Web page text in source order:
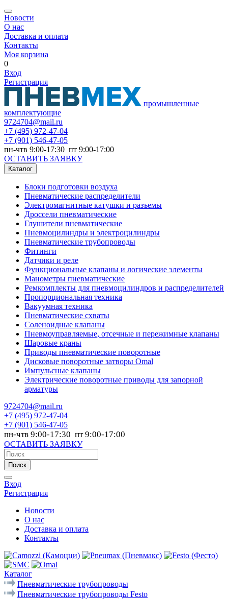
Новости
О нас
Доставка и оплата
Контакты
Моя корзина
0
Вход
Регистрация
промышленные
комплектующие
9724704@mail.ru
+7 (495) 972-47-04
+7 (901) 546-47-05
пн-чтв 9:00-17:30 пт 9:00-17:00
ОСТАВИТЬ ЗАЯВКУ
Каталог
Блоки подготовки воздуха
Пневматические распределители
Электромагнитные катушки и разъемы
Дроссели пневматические
Глушители пневматические
Пневмоцилиндры и электроцилиндры
Пневматические трубопроводы
Фитинги
Датчики и реле
Функциональные клапаны и логические элементы
Манометры пневматические
Ремкомплекты для пневмоцилиндров и распределителей
Пропорциональная техника
Вакуумная техника
Пневматические схваты
Соленоидные клапаны
Пневмоуправляемые, отсечные и пережимные клапаны
Шаровые краны
Приводы пневматические поворотные
Дисковые поворотные затворы Omal
Импульсные клапаны
Электрические поворотные приводы для запорной
арматуры
9724704@mail.ru
+7 (495) 972-47-04
+7 (901) 546-47-05
пн-чтв 9:00-17:30 пт 9:00-17:00
ОСТАВИТЬ ЗАЯВКУ
Поиск
Вход
Регистрация
Новости
О нас
Доставка и оплата
Контакты
Каталог
Пневматические трубопроводы
Пневматические трубопроводы Festo